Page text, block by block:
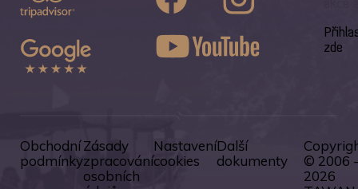
zde
Obchodní
podmínky
Zásady
zpracování
osobních
Nastavení
cookies
Další
dokumenty
© 2006 -
2026